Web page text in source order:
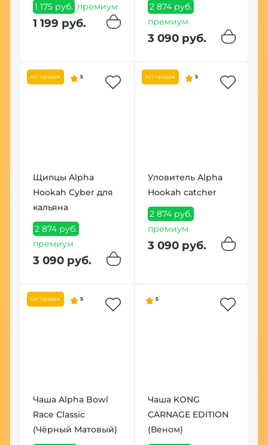
1 175 руб. премиум
1 199 руб.
2 874 руб.
премиум
3 090 руб.
Хит продаж 5
Щипцы Alpha
Hookah Cyber для
кальяна
2 874 руб.
премиум
3 090 руб.
Хит продаж 5
Уловитель Alpha
Hookah catcher
2 874 руб.
премиум
3 090 руб.
Хит продаж 5
Чаша Alpha Bowl
Race Classic
(Чёрный Матовый)
5
Чаша KONG
CARNAGE EDITION
(Веном)